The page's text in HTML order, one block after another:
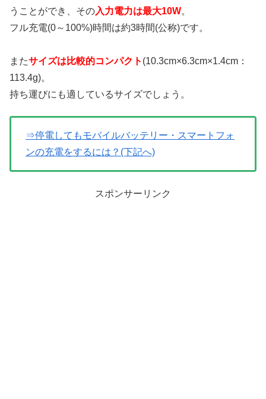
うことができ、その入力電力は最大10W。
フル充電(0～100%)時間は約3時間(公称)です。
またサイズは比較的コンパクト (10.3cm×6.3cm×1.4cm：
113.4g)。
持ち運びにも適しているサイズでしょう。
⇒停電してもモバイルバッテリー・スマートフォ
ンの充電をするには？(下記へ)
スポンサーリンク